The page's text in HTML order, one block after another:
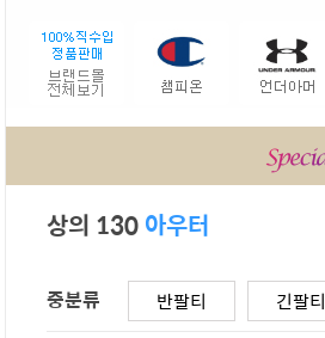
상의 130아우터
중분류 반팔티 긴팔티